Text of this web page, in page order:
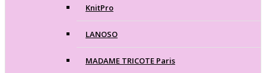
KnitPro
LANOSO
MADAME TRICOTE Paris